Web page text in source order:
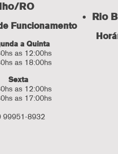
RO
Funcionamento
a Quinta
as 12:00hs
as 18:00hs
Sexta
as 12:00hs
as 17:00hs
99951-8932
Rio